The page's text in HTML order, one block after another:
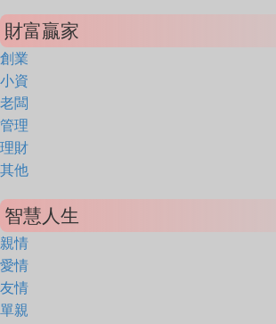
財富贏家
創業
小資
老闆
管理
理財
其他
智慧人生
親情
愛情
友情
單親